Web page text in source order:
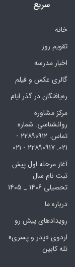
سریع
خانه
تقویم روز
اخبار مدرسه
گالری عکس و فیلم
ره‌یافتگان در گذر ایام
مرکز مشاوره
روانشناسی. شماره
تماس. ۲۲۸۹۰۹۱۲ -
۰۲۱. ۲۲۸۹۰۹۱۷ - ۰۲۱
آغاز مرحله اول پیش
ثبت نام سال
تحصیلی 1406 _ 1405
درباره ما
رویدادهای پیش رو
اردوی «پدر و پسری»
تله کابین